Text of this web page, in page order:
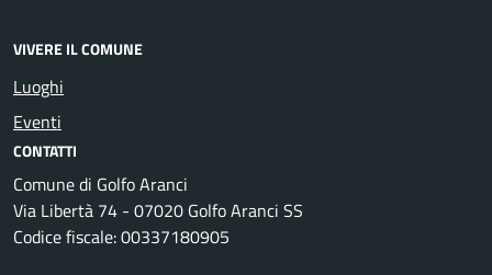
VIVERE IL COMUNE
Luoghi
Eventi
CONTATTI
Comune di Golfo Aranci
Via Libertà 74 - 07020 Golfo Aranci SS
Codice fiscale: 00337180905